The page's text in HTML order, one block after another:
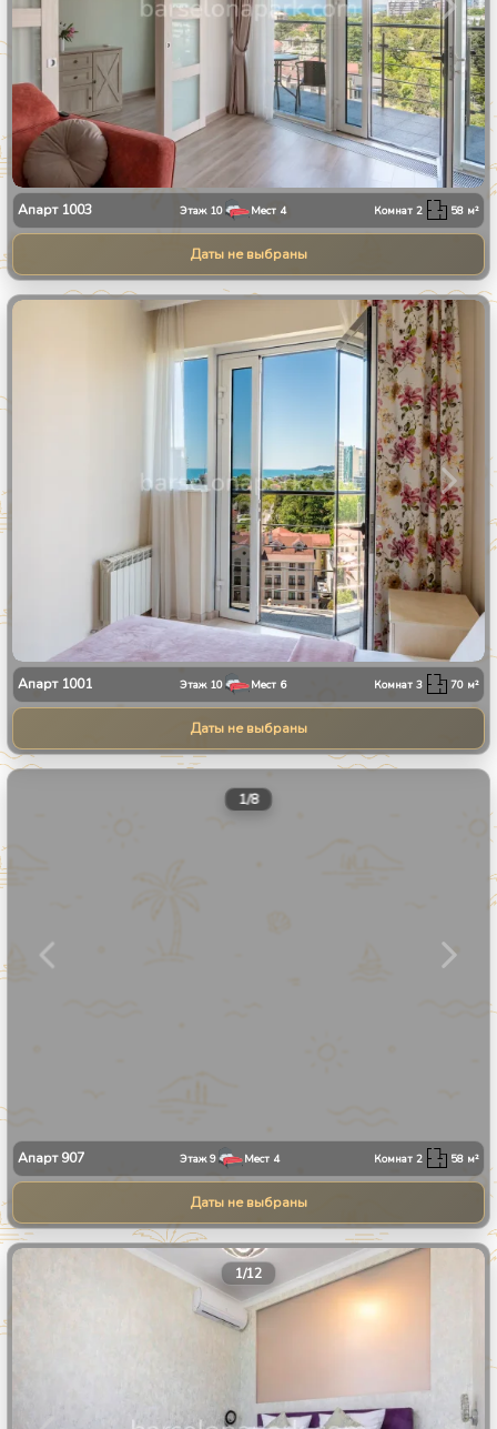
Апарт 1003 Этаж 10 Мест 4 Комнат2 58 м²
Даты не выбраны
Апарт 1001 Этаж 10 Мест 6 Комнат3 70 м²
Даты не выбраны
1/8
Апарт907 Этаж9 Мест 4 Комнат2 58 м²
Даты не выбраны
1/12